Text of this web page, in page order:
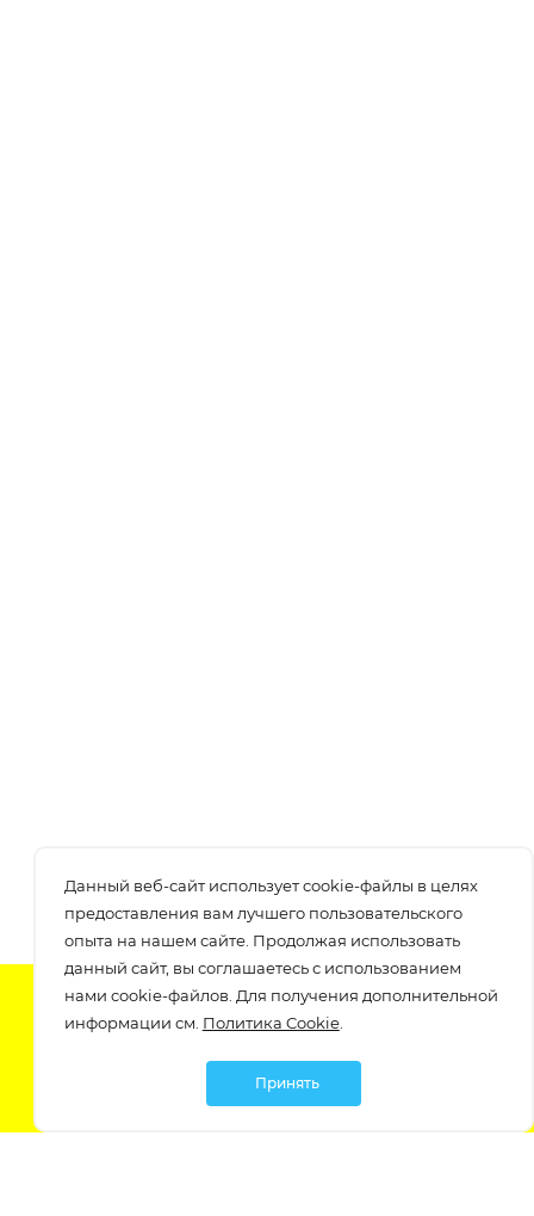
Подпишитесь на нашу рассылку
узнавайте о скидках и акциях самые первые!
Данный веб-сайт использует cookie-файлы в целях
предоставления вам лучшего пользовательского
опыта на нашем сайте. Продолжая использовать
данный сайт, вы соглашаетесь с использованием
нами cookie-файлов. Для получения дополнительной
информации см. Политика Cookie.
Принять